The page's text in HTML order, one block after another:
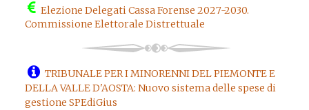
Elezione Delegati Cassa Forense 2027-2030.
Commissione Elettorale Distrettuale
TRIBUNALE PER I MINORENNI DEL PIEMONTE E
DELLA VALLE D'AOSTA: Nuovo sistema delle spese di
gestione SPEdiGius